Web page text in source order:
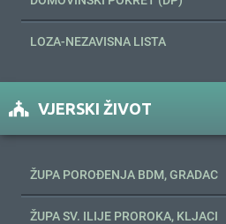
LOZA-NEZAVISNA LISTA
VJERSKI ŽIVOT
ŽUPA POROĐENJA BDM, GRADAC
ŽUPA SV. ILIJE PROROKA, KLJACI